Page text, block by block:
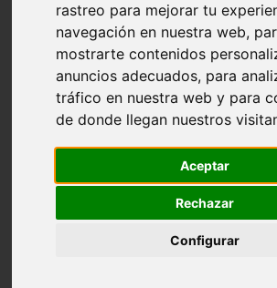
rastreo para mejorar tu
navegación en nuestra web,
mostrarte contenidos
anuncios adecuados, para
tráfico en nuestra web y para
de donde llegan nuestros
Aceptar
Rechazar
Configurar
NOMBRE:MENDEBALDEA
CLUB:MENDEBALDEA
POBLACIÓN:VITORIA-GASTEIZ
CAMPO:MENDEBALDEA
NOMBRE:
MIAMI PISADAS